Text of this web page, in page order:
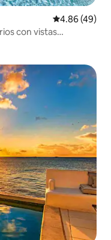
Calificación
4.86 (49)
con vistas